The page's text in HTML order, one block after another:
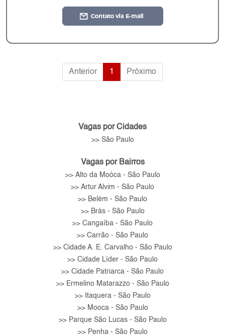
CRECI ativo. Oferecemos: Excelente estrutura de
treinamento; Ambiente profissional e
oportunidades de crescimento. Se você é
crescer conosco.
Anterior 1 Próximo
Vagas por Cidades
>> São Paulo
Vagas por Bairros
>> Alto da Moóca - São Paulo
>> Artur Alvim - São Paulo
>> Belém - São Paulo
>> Brás - São Paulo
>> Cangaíba - São Paulo
>> Carrão - São Paulo
>> Cidade A. E. Carvalho - São Paulo
>> Cidade Líder - São Paulo
>> Cidade Patriarca - São Paulo
>> Ermelino Matarazzo - São Paulo
>> Itaquera - São Paulo
>> Mooca - São Paulo
>> Parque São Lucas - São Paulo
>> Penha - São Paulo